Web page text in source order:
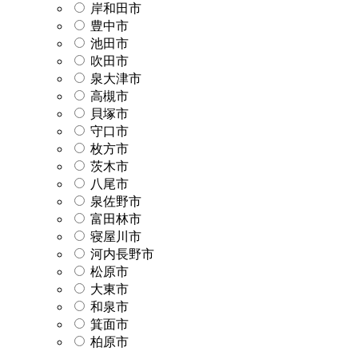
岸和田市
豊中市
池田市
吹田市
泉大津市
高槻市
貝塚市
守口市
枚方市
茨木市
八尾市
泉佐野市
富田林市
寝屋川市
河内長野市
松原市
大東市
和泉市
箕面市
柏原市